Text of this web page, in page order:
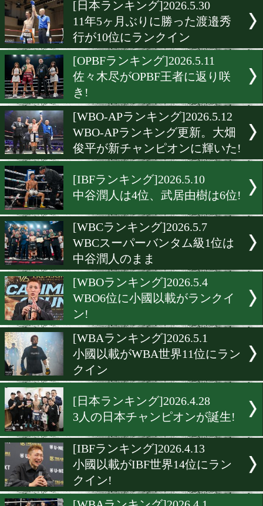
2位
[OPBFランキング]2026.6.3
佐々木尽がチャンピオン返
き
[WBAランキング]2026.6.1
バンタム級に動きあり! 堤
は休養王者
[日本ランキング]2026.5.30
11年5ヶ月ぶりに勝った渡
行が10位にランクイン
[OPBFランキング]2026.5.11
佐々木尽がOPBF王者に返
き!
[WBO-APランキング
WBO-APランキング更新。
俊平が新チャンピオンに輝
[IBFランキング]2026.5.10
中谷潤人は4位、武居由樹
[WBCランキング]2026.5.7
WBCスーパーバンタム級1
中谷潤人のまま